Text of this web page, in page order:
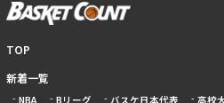
TOP
新着一覧
NBA Bリーグ バスケ日本代表 高校